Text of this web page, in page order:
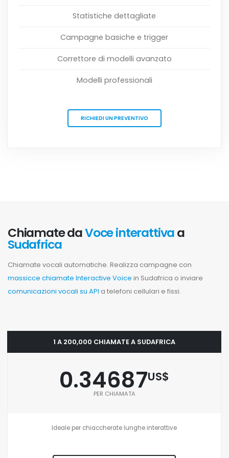
Statistiche dettagliate
Campagne basiche e trigger
Correttore di modelli avanzato
Modelli professionali
RICHIEDI UN PREVENTIVO
Chiamate daVoce interattivaa
Sudafrica
Chiamate vocali automatiche. Realizza campagne con
massicce chiamate Interactive Voice in Sudafrica o inviare
comunicazioni vocali su API a telefoni cellulari e fissi.
1 A 200,000 CHIAMATE A SUDAFRICA
0.34687US$
PER CHIAMATA
Ideale per chiaccherate lunghe interattive